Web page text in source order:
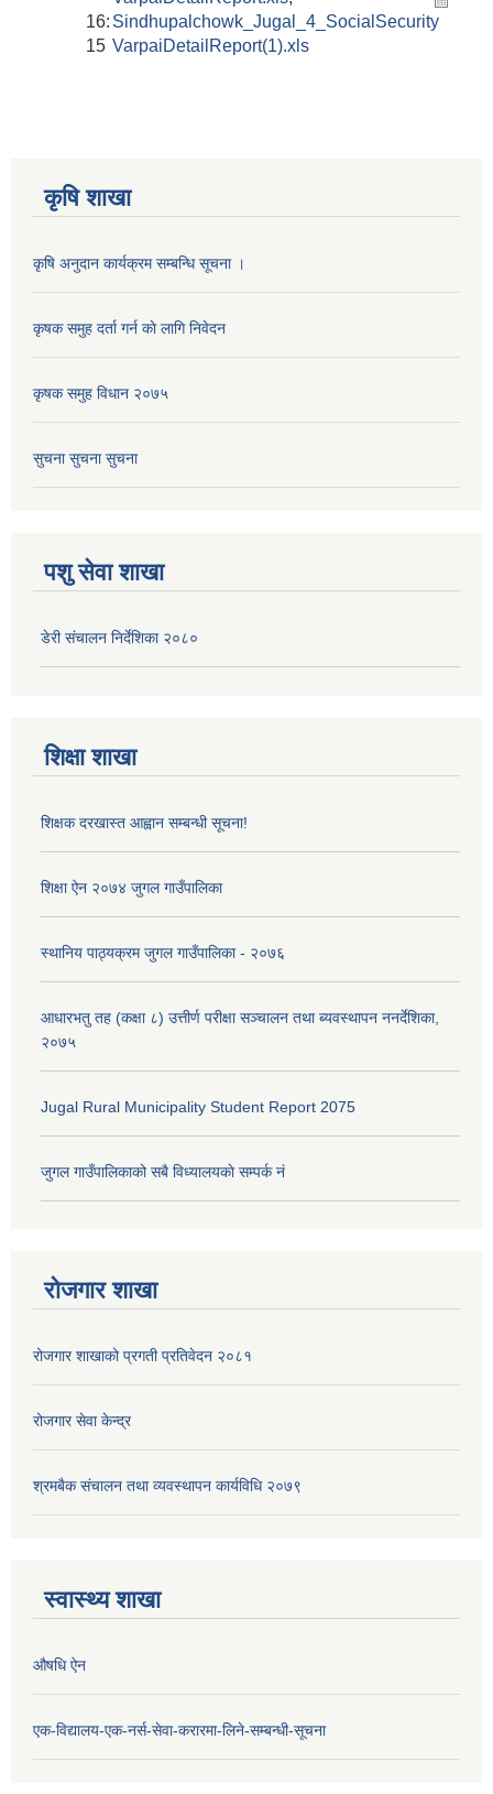
16:
15
Sindhupalchowk_Jugal_4_SocialSecurity
VarpaiDetailReport(1).xls
कृषि शाखा
कृषि अनुदान कार्यक्रम सम्बन्धि सूचना ।
कृषक समुह दर्ता गर्न काे लागि निवेदन
कृषक समुह विधान २०७५
सुचना सुचना सुचना
पशु सेवा शाखा
डेरी संचालन निर्देशिका २०८०
शिक्षा शाखा
शिक्षक दरखास्त आह्वान सम्बन्धी सूचना!
शिक्षा ऐन २०७४ जुगल गाउँपालिका
स्थानिय पाठ्यक्रम जुगल गाउँपालिका - २०७६
आधारभतु तह (कक्षा ८) उत्तीर्ण परीक्षा सञ्चालन तथा ब्यवस्थापन ननर्देशिका,
२०७५
Jugal Rural Municipality Student Report 2075
जुगल गाउँपालिकाको सबै विध्यालयकाे सम्पर्क नं
रोजगार शाखा
रोजगार शाखाको प्रगती प्रतिवेदन २०८१
रोजगार सेवा केन्द्र
श्रमबैक संचालन तथा व्यवस्थापन कार्यविधि २०७९
स्वास्थ्य शाखा
औषधि ऐन
एक-विद्यालय-एक-नर्स-सेवा-करारमा-लिने-सम्बन्धी-सूचना